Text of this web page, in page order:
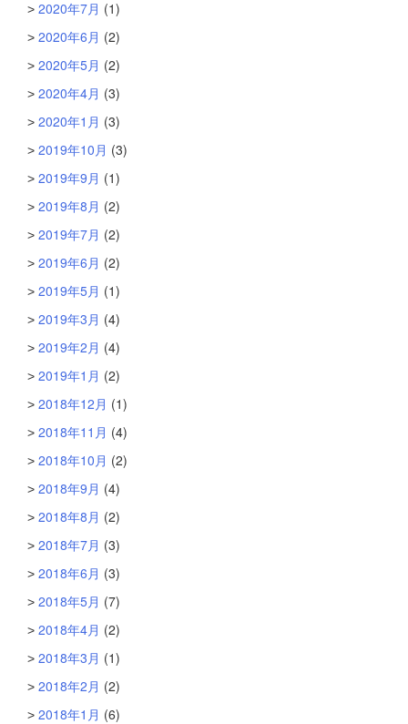
2020年7月 (1)
2020年6月 (2)
2020年5月 (2)
2020年4月 (3)
2020年1月 (3)
2019年10月 (3)
2019年9月 (1)
2019年8月 (2)
2019年7月 (2)
2019年6月 (2)
2019年5月 (1)
2019年3月 (4)
2019年2月 (4)
2019年1月 (2)
2018年12月 (1)
2018年11月 (4)
2018年10月 (2)
2018年9月 (4)
2018年8月 (2)
2018年7月 (3)
2018年6月 (3)
2018年5月 (7)
2018年4月 (2)
2018年3月 (1)
2018年2月 (2)
2018年1月 (6)